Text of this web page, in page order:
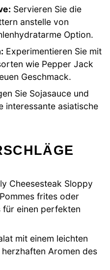
Servieren Sie die
anstelle von
Option.
Experimentieren Sie mit
wie Pepper Jack
Geschmack.
Sie Sojasauce und
interessante asiatische
Cheesesteak Sloppy
frites oder
einen perfekten
mit einem leichten
Aromen des